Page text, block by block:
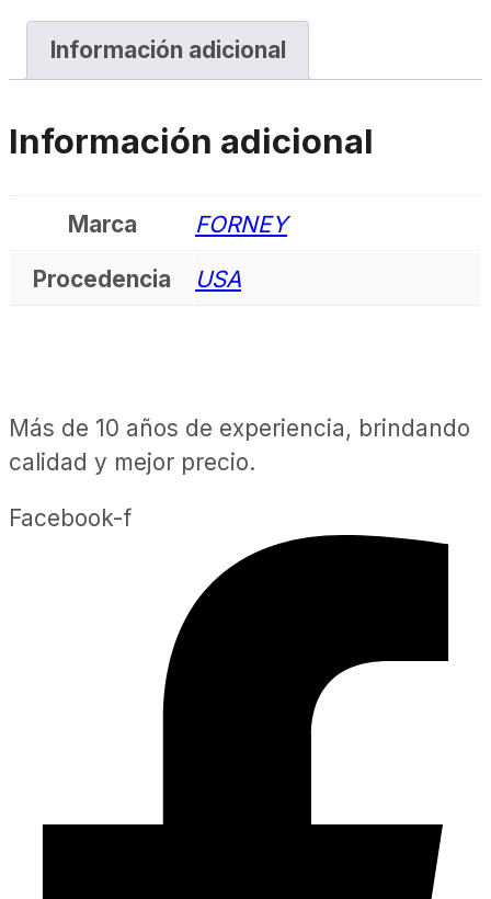
Información adicional
Información adicional
Marca
FORNEY
Procedencia
USA
Más de 10 años de experiencia, brindando
calidad y mejor precio.
Facebook-f